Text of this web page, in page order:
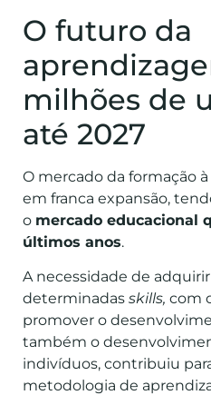
O futuro da
milhões de
até 2027
O mercado da formação
em franca expansão,
o mercado educacional
últimos anos.
A necessidade de adquirir
determinadas skills, com
promover o
também o
indivíduos, contribuiu
metodologia de